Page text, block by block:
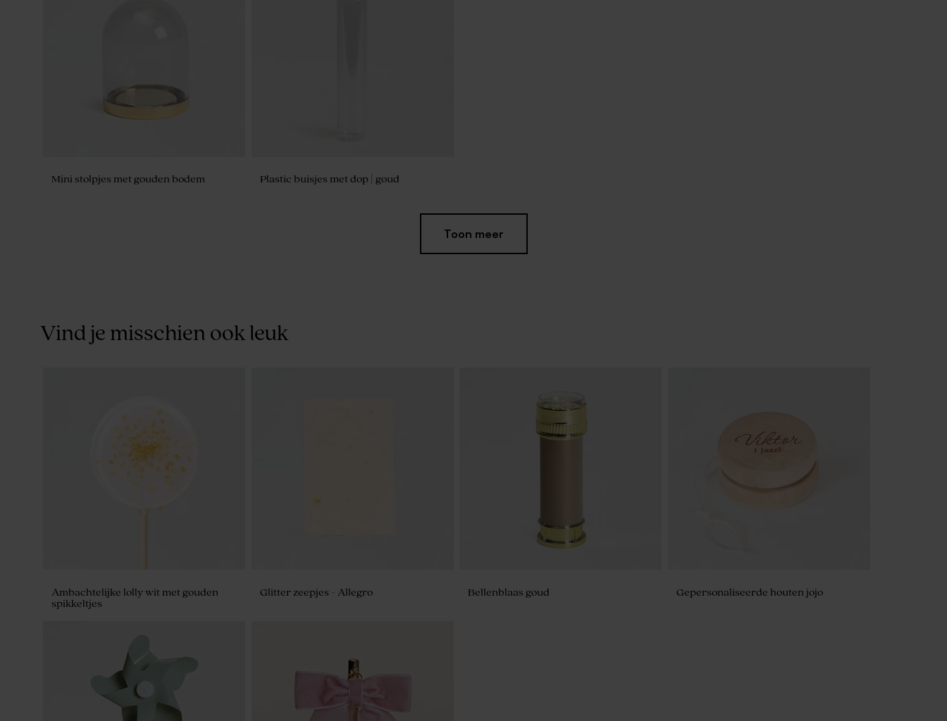
Mini stolpjes met gouden bodem Plastic buisjes met dop | goud
Rond goudkleurig blikken doosje
De Bock dragees velvet yellow 1kg (±
De Bock amandelbonen marmer wit
goud 1kg (± 295 stuks)
Toon meer
Vind je misschien ook leuk
Ambachtelijke lolly wit met gouden
spikkeltjes
Glitter zeepjes - Allegro Bellenblaas goud Gepersonaliseerde houten jojo